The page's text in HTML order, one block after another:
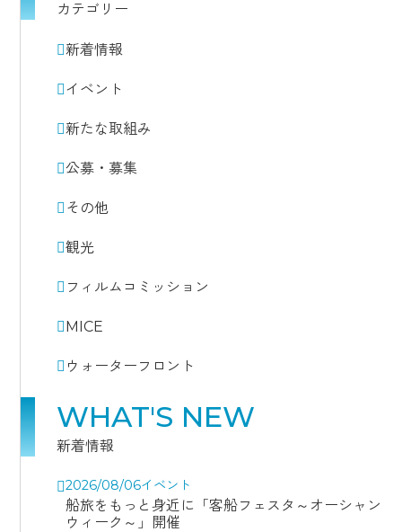
カテゴリー
新着情報
イベント
新たな取組み
公募・募集
その他
観光
フィルムコミッション
MICE
ウォーターフロント
WHAT'S NEW
新着情報
2026/08/06イベント
船旅をもっと身近に「客船フェスタ～オーシャン
ウィーク～」開催